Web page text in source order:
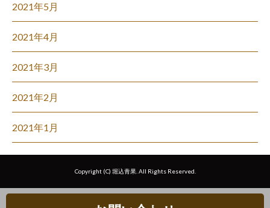
2021年5月
2021年4月
2021年3月
2021年2月
2021年1月
Copyright (C) 堀込青果. All Rights Reserved.